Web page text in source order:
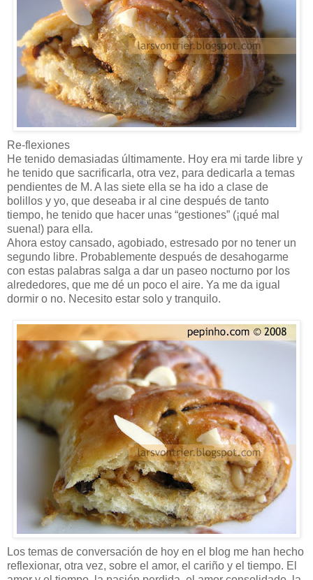
Re-flexiones
He tenido demasiadas últimamente. Hoy era mi tarde libre y
he tenido que sacrificarla, otra vez, para dedicarla a temas
pendientes de M. A las siete ella se ha ido a clase de
bolillos y yo, que deseaba ir al cine después de tanto
tiempo, he tenido que hacer unas “gestiones” (¡qué mal
suena!) para ella.
Ahora estoy cansado, agobiado, estresado por no tener un
segundo libre. Probablemente después de desahogarme
con estas palabras salga a dar un paseo nocturno por los
alrededores, que me dé un poco el aire. Ya me da igual
dormir o no. Necesito estar solo y tranquilo.
Los temas de conversación de hoy en el blog me han hecho
reflexionar, otra vez, sobre el amor, el cariño y el tiempo. El